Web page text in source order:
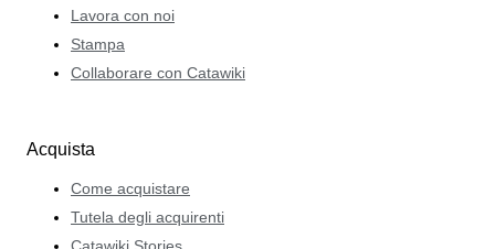
Lavora con noi
Stampa
Collaborare con Catawiki
Acquista
Come acquistare
Tutela degli acquirenti